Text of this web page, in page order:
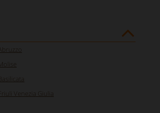
Abruzzo
Molise
Basilicata
Friuli Venezia Giulia